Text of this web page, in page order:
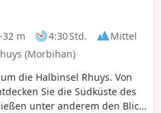
-32 m 4:30 Std.
Mittel
(Morbihan)
die Halbinsel Rhuys. Von
Sie die Südküste des
unter anderem den Blick